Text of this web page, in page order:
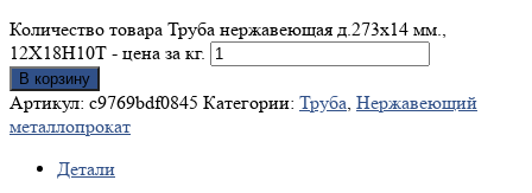
Количество товара Труба нержавеющая д.273x14 мм.,
12Х18Н10Т - цена за кг.
В корзину
Артикул: c9769bdf0845 Категории: Труба, Нержавеющий
металлопрокат
Детали